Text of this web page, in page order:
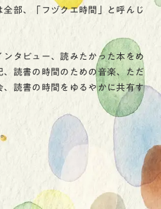
部、「フヅクエ時間」と呼んじ
タビュー、読みたかった本をめ
読書の時間のための音楽、ただ
読書の時間をゆるやかに共有す